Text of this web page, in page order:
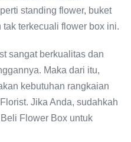
standing flower, buket
terkecuali flower box ini.
sangat berkualitas dan
Maka dari itu,
kebutuhan rangkaian
Jika Anda, sudahkah
Flower Box untuk